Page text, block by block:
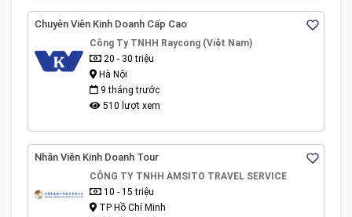
Chuyên Viên Kinh Doanh Cấp Cao
Công Ty TNHH Raycong (Việt Nam)
20 - 30 triệu
Hà Nội
9 tháng trước
510 lượt xem
Nhân Viên Kinh Doanh Tour
CÔNG TY TNHH AMSITO TRAVEL SERVICE
10 - 15 triệu
TP Hồ Chí Minh